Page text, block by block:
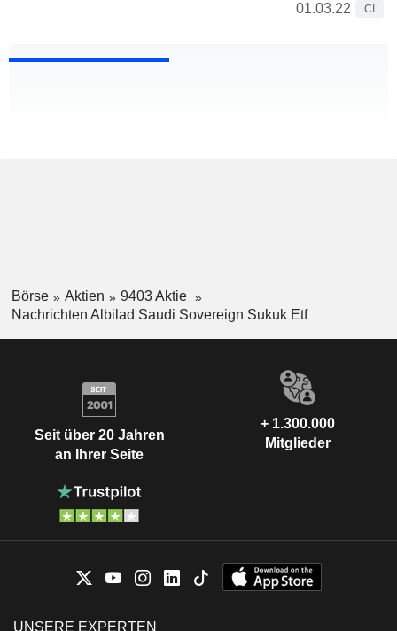
01.03.22
CI
Börse Aktien
9403 Aktie
Nachrichten Albilad Saudi Sovereign Sukuk Etf
Seit über 20 Jahren
an Ihrer Seite
+ 1.300.000
Mitglieder
UNSERE EXPERTEN